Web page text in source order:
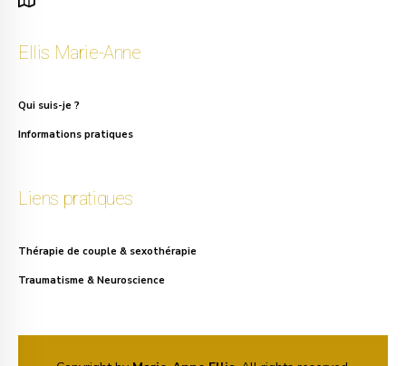
Ellis Marie-Anne
Qui suis-je ?
Informations pratiques
Liens pratiques
Thérapie de couple & sexothérapie
Traumatisme & Neuroscience